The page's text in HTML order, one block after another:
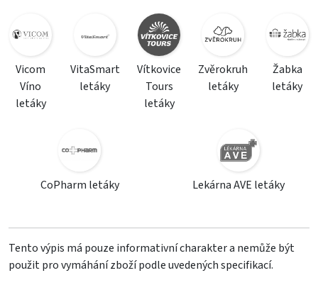
Vicom
Víno
letáky
VitaSmart
letáky
Vítkovice
Tours
letáky
Zvěrokruh
letáky
Žabka
letáky
CoPharm letáky Lekárna AVE letáky
Tento výpis má pouze informativní charakter a nemůže být
použit pro vymáhání zboží podle uvedených specifikací.